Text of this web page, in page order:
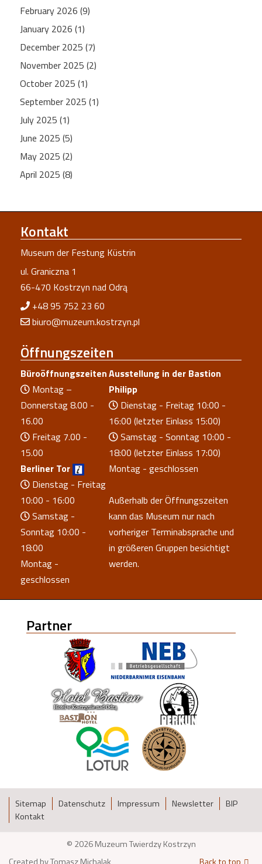
February 2026 (9)
January 2026 (1)
December 2025 (7)
November 2025 (2)
October 2025 (1)
September 2025 (1)
July 2025 (1)
June 2025 (5)
May 2025 (2)
April 2025 (8)
Kontakt
Museum der Festung Küstrin
ul. Graniczna 1
66-470 Kostrzyn nad Odrą
+48 95 752 23 60
biuro@muzeum.kostrzyn.pl
Öffnungszeiten
Büroöffnungszeiten
Montag –
Donnerstag 8.00 -
16.00
Freitag 7.00 -
15.00
Berliner Tor
Dienstag - Freitag
10:00 - 16:00
Samstag -
Sonntag 10:00 -
18:00
Montag -
geschlossen
Ausstellung in der Bastion
Philipp
Dienstag - Freitag 10:00 -
16:00 (letzter Einlass 15:00)
Samstag - Sonntag 10:00 -
18:00 (letzter Einlass 17:00)
Montag - geschlossen
Außerhalb der Öffnungszeiten
kann das Museum nur nach
vorheriger Terminabsprache und
in größeren Gruppen besichtigt
werden.
Partner
Sitemap Datenschutz Impressum Newsletter
BIP
Kontakt
© 2026 Muzeum Twierdzy Kostrzyn